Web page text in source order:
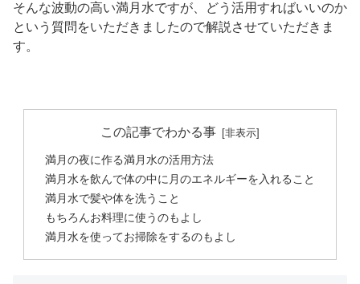
そんな波動の高い満月水ですが、どう活用すればいいのか
という質問をいただきましたので解説させていただきま
す。
この記事でわかる事
満月の夜に作る満月水の活用方法
満月水を飲んで体の中に月のエネルギーを入れること
満月水で髪や体を洗うこと
もちろんお料理に使うのもよし
満月水を使ってお掃除をするのもよし